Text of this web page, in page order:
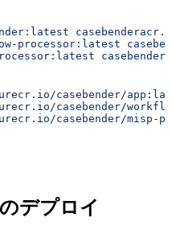
processor:latest
casebender/
casebender/
casebender/misp-
デプロイ